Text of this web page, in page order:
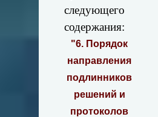
следующего
содержания:
"6. Порядок
направления
подлинников
решений и
протоколов